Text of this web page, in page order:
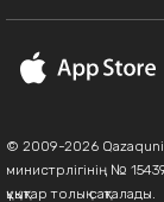
© 2009-2026
министрлігінің №
құқықтар толық сақталады.